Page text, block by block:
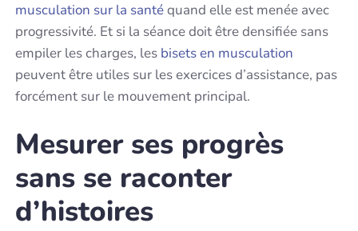
musculation sur la santéquand elle est menée avec
progressivité. Et si la séance doit être densifiée sans
empiler les charges, les bisets en musculation
peuvent être utiles sur les exercices d’assistance, pas
forcément sur le mouvement principal.
Mesurer ses progrès
sans se raconter
d’histoires